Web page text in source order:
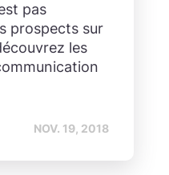
pas
prospects sur
les
NOV. 19, 2018